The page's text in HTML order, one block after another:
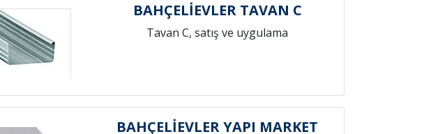
BAHÇELİEVLER TAVAN C
Tavan C, satış ve uygulama
BAHÇELİEVLER YAPI MARKET